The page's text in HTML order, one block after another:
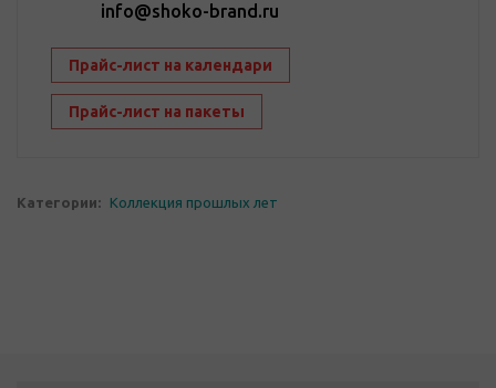
info@shoko-brand.ru
Прайс-лист на календари
Прайс-лист на пакеты
Категории: Коллекция прошлых лет